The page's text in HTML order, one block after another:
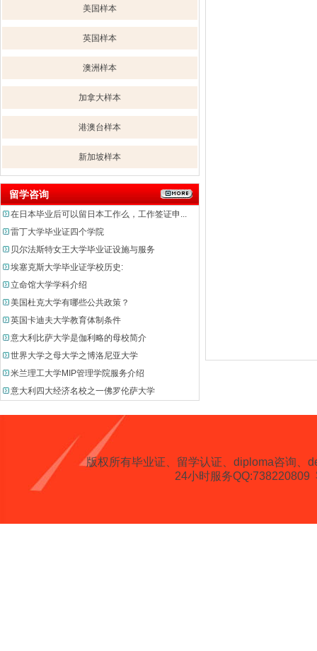
美国样本
英国样本
澳洲样本
加拿大样本
港澳台样本
新加坡样本
留学咨询
在日本毕业后可以留日本工作么，工作签证申...
雷丁大学毕业证四个学院
贝尔法斯特女王大学毕业证设施与服务
埃塞克斯大学毕业证学校历史:
立命馆大学学科介绍
美国杜克大学有哪些公共政策？
英国卡迪夫大学教育体制条件
意大利比萨大学是伽利略的母校简介
世界大学之母大学之博洛尼亚大学
米兰理工大学MIP管理学院服务介绍
意大利四大经济名校之一佛罗伦萨大学
版权所有毕业证、留学认证、diploma咨询、
24小时服务QQ:738220809